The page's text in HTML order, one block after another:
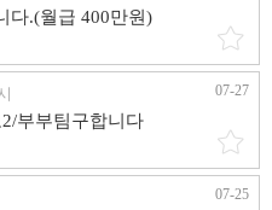
다.(월급 400만원)
부부팀구합니다
07-27
07-25